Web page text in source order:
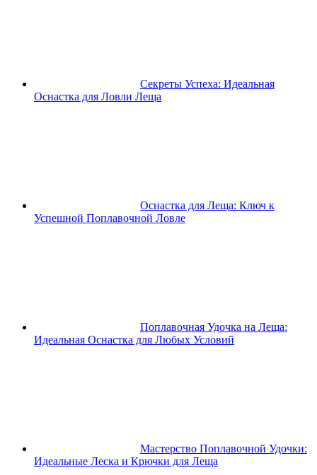
Секреты Успеха: Идеальная
Оснастка для Ловли Леща
Оснастка для Леща: Ключ к
Успешной Поплавочной Ловле
Поплавочная Удочка на Леща:
Идеальная Оснастка для Любых Условий
Мастерство Поплавочной Удочки:
Идеальные Леска и Крючки для Леща